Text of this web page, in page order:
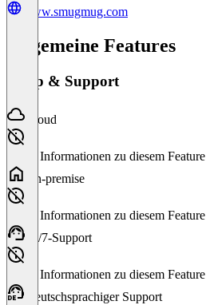
www.smugmug.com
Allgemeine Features
Setup & Support
Cloud
Keine Informationen zu diesem Feature
On-premise
Keine Informationen zu diesem Feature
24/7-Support
Keine Informationen zu diesem Feature
Deutschsprachiger Support